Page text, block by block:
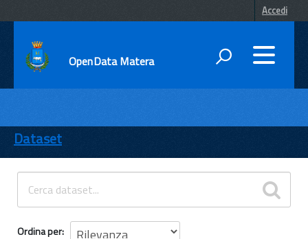
Accedi
OpenData Matera
ENTI
TEMI
INFORMAZIONI
Dataset
Ordina per